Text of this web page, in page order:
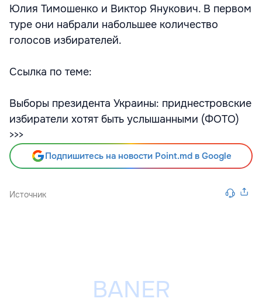
Юлия Тимошенко и Виктор Янукович. В первом
туре они набрали набольшее количество
голосов избирателей.
Ссылка по теме:
Выборы президента Украины: приднестровские
избиратели хотят быть услышанными (ФОТО)
>>>
Подпишитесь на новости Point.md в Google
Источник